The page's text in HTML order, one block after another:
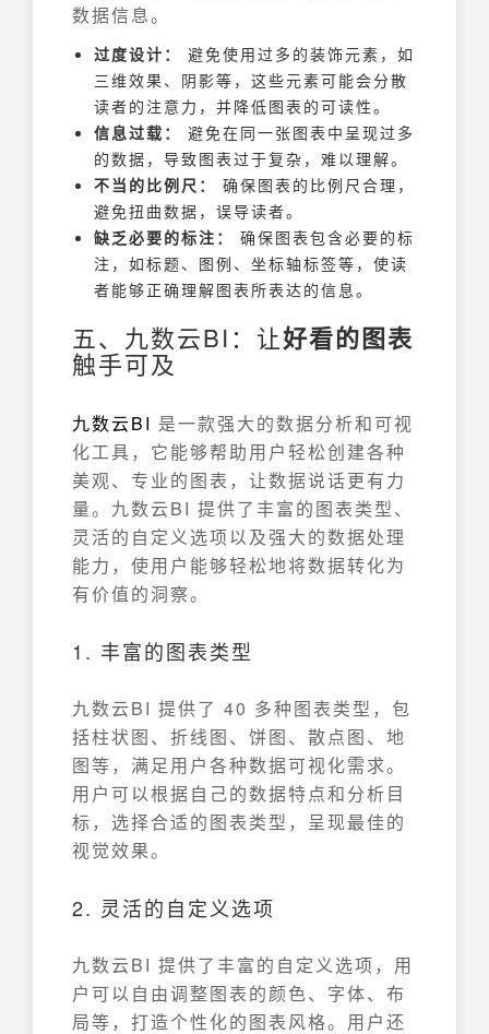
数据信息。
过度设计：
避免使用过多的装饰元素，如
三维效果、阴影等，这些元素可能会分散
读者的注意力，并降低图表的可读性。
信息过载：
避免在同一张图表中呈现过多
的数据，导致图表过于复杂，难以理解。
不当的比例尺：
确保图表的比例尺合理，
避免扭曲数据，误导读者。
缺乏必要的标注：
确保图表包含必要的标
注，如标题、图例、坐标轴标签等，使读
者能够正确理解图表所表达的信息。
五、九数云BI：让好看的图表
触手可及
九数云BI 是一款强大的数据分析和可视
化工具，它能够帮助用户轻松创建各种
美观、专业的图表，让数据说话更有力
量。九数云BI 提供了丰富的图表类型、
灵活的自定义选项以及强大的数据处理
能力，使用户能够轻松地将数据转化为
有价值的洞察。
1. 丰富的图表类型
九数云BI 提供了 40 多种图表类型，包
括柱状图、折线图、饼图、散点图、地
图等，满足用户各种数据可视化需求。
用户可以根据自己的数据特点和分析目
标，选择合适的图表类型，呈现最佳的
视觉效果。
2. 灵活的自定义选项
九数云BI 提供了丰富的自定义选项，用
户可以自由调整图表的颜色、字体、布
局等，打造个性化的图表风格。用户还